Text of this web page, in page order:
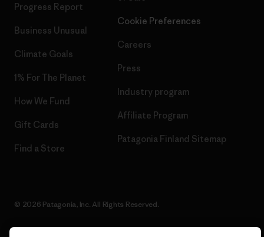
Progress Report
Business Unusual
Climate Goals
1% For The Planet
How We Fund
Gift Cards
Find a Store
Cookie Preferences
Careers
Press
Industry program
Affiliate Program
Patagonia Finland Sitemap
© 2026 Patagonia, Inc. All Rights Reserved.